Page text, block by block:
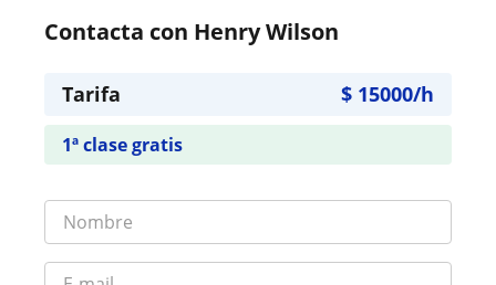
Contacta con Henry Wilson
Tarifa $ 15000/h
1ª clase gratis